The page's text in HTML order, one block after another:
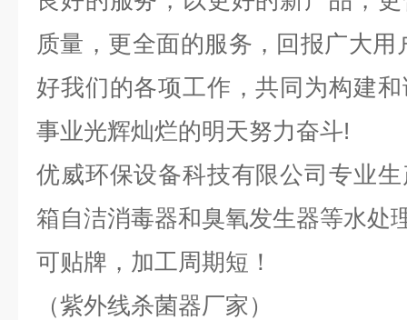
质量，更全面的服务，回报广大用
好我们的各项工作，共同为构建
事业光辉灿烂的明天努力奋斗!
优威环保设备科技有限公司专业
箱自洁消毒器和臭氧发生器等水处
可贴牌，加工周期短！
（紫外线杀菌器厂家）